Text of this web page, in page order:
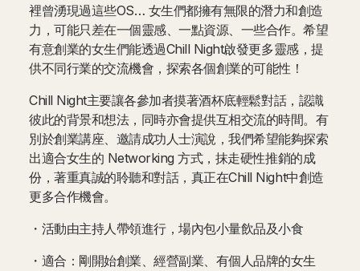
裡曾湧現過這些OS… 女生們都擁有無限的潛力和創造
力，可能只差在一個靈感、一點資源、一些合作。希望
有意創業的女生們能透過Chill Night啟發更多靈感，提
供不同行業的交流機會，探索各個創業的可能性！
Chill Night主要讓各參加者摸著酒杯底輕鬆對話，認識
彼此的背景和想法，同時亦會提供互相交流的時間。有
別於創業講座、邀請成功人士演說，我們希望能夠探索
出適合女生的 Networking 方式，抹走硬性推銷的成
份，著重真誠的聆聽和對話，真正在Chill Night中創造
更多合作機會。
・活動由主持人帶領進行，場內包小量飲品及小食
・適合：剛開始創業、經營副業、有個人品牌的女生